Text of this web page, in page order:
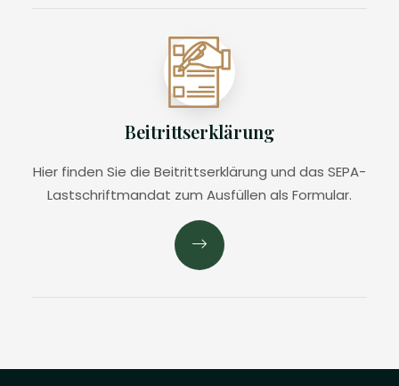
Beitrittserklärung
Hier finden Sie die Beitrittserklärung und das SEPA-
Lastschriftmandat zum Ausfüllen als Formular.